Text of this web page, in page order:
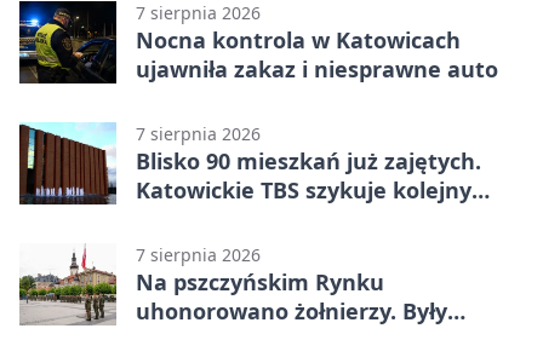
7 sierpnia 2026
Nocna kontrola w Katowicach
ujawniła zakaz i niesprawne auto
7 sierpnia 2026
Blisko 90 mieszkań już zajętych.
Katowickie TBS szykuje kolejny
7 sierpnia 2026
Na pszczyńskim Rynku
uhonorowano żołnierzy. Były